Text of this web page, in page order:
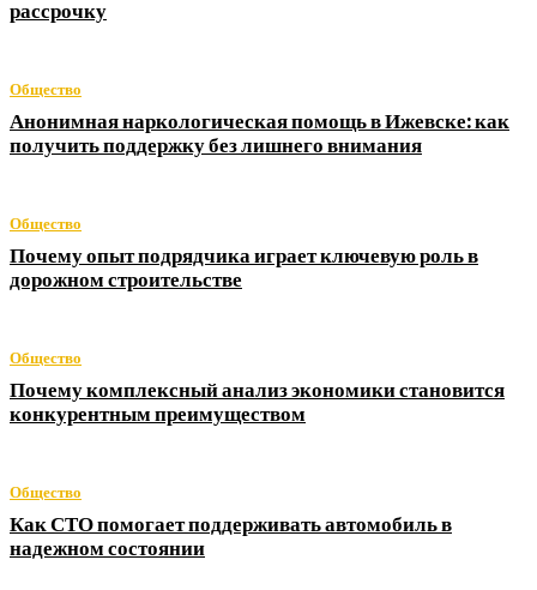
рассрочку
Общество
Анонимная наркологическая помощь в Ижевске: как
получить поддержку без лишнего внимания
Общество
Почему опыт подрядчика играет ключевую роль в
дорожном строительстве
Общество
Почему комплексный анализ экономики становится
конкурентным преимуществом
Общество
Как СТО помогает поддерживать автомобиль в
надежном состоянии